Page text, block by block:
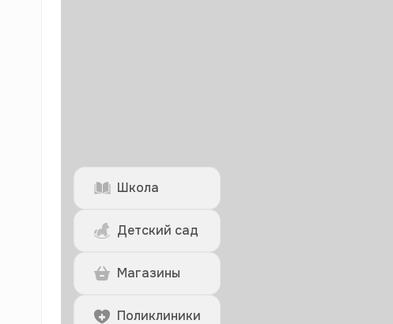
Школа
Детский сад
Магазины
Поликлиники